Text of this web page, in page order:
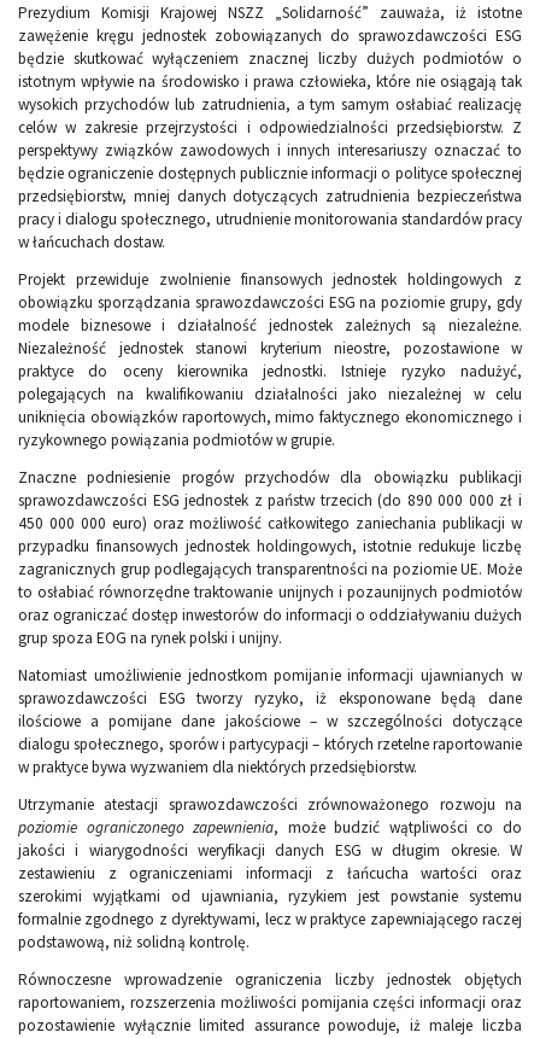
Prezydium Komisji Krajowej NSZZ „Solidarność” zauważa, iż istotne
zawężenie kręgu jednostek zobowiązanych do sprawozdawczości ESG
będzie skutkować wyłączeniem znacznej liczby dużych podmiotów o
istotnym wpływie na środowisko i prawa człowieka, które nie osiągają tak
wysokich przychodów lub zatrudnienia, a tym samym osłabiać realizację
celów w zakresie przejrzystości i odpowiedzialności przedsiębiorstw. Z
perspektywy związków zawodowych i innych interesariuszy oznaczać to
będzie ograniczenie dostępnych publicznie informacji o polityce społecznej
przedsiębiorstw, mniej danych dotyczących zatrudnienia bezpieczeństwa
pracy i dialogu społecznego, utrudnienie monitorowania standardów pracy
w łańcuchach dostaw.
Projekt przewiduje zwolnienie finansowych jednostek holdingowych z
obowiązku sporządzania sprawozdawczości ESG na poziomie grupy, gdy
modele biznesowe i działalność jednostek zależnych są niezależne.
Niezależność jednostek stanowi kryterium nieostre, pozostawione w
praktyce do oceny kierownika jednostki. Istnieje ryzyko nadużyć,
polegających na kwalifikowaniu działalności jako niezależnej w celu
uniknięcia obowiązków raportowych, mimo faktycznego ekonomicznego i
ryzykownego powiązania podmiotów w grupie.
Znaczne podniesienie progów przychodów dla obowiązku publikacji
sprawozdawczości ESG jednostek z państw trzecich (do 890 000 000 zł i
450 000 000 euro) oraz możliwość całkowitego zaniechania publikacji w
przypadku finansowych jednostek holdingowych, istotnie redukuje liczbę
zagranicznych grup podlegających transparentności na poziomie UE. Może
to osłabiać równorzędne traktowanie unijnych i pozaunijnych podmiotów
oraz ograniczać dostęp inwestorów do informacji o oddziaływaniu dużych
grup spoza EOG na rynek polski i unijny.
Natomiast umożliwienie jednostkom pomijanie informacji ujawnianych w
sprawozdawczości ESG tworzy ryzyko, iż eksponowane będą dane
ilościowe a pomijane dane jakościowe – w szczególności dotyczące
dialogu społecznego, sporów i partycypacji – których rzetelne raportowanie
w praktyce bywa wyzwaniem dla niektórych przedsiębiorstw.
Utrzymanie atestacji sprawozdawczości zrównoważonego rozwoju na
poziomie ograniczonegozapewnienia, może budzić wątpliwości co do
jakości i wiarygodności weryfikacji danych ESG w długim okresie. W
zestawieniu z ograniczeniami informacji z łańcucha wartości oraz
szerokimi wyjątkami od ujawniania, ryzykiem jest powstanie systemu
formalnie zgodnego z dyrektywami, lecz w praktyce zapewniającego raczej
podstawową, niż solidną kontrolę.
Równoczesne wprowadzenie ograniczenia liczby jednostek objętych
raportowaniem, rozszerzenia możliwości pomijania części informacji oraz
pozostawienie wyłącznie limited assurance powoduje, iż maleje liczba